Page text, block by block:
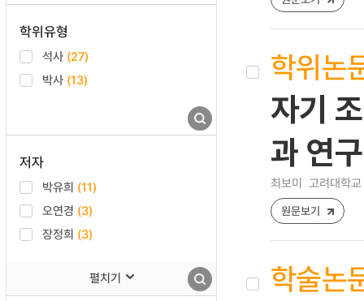
학위유형
석사 (27)
박사 (13)
저자
박유희 (11)
오연경 (3)
장정희 (3)
펼치기
학위논
자기
과 연
최보미 고려대학
원문보기
학술논